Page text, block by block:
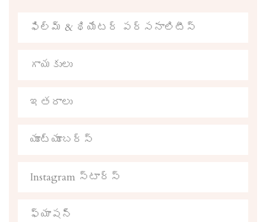
ఫిల్మ్ & థియేటర్ పర్సనాలిటీస్
గాయకులు
ఇతరాలు
యూట్యూబర్స్
Instagram స్టార్స్
ఫ్యాషన్